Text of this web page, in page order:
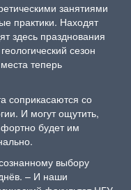
занятиями
практики. Находят
здесь празднования
сезон
теперь
соприкасаются со
И могут ощутить,
будет им
выбору
– И наши